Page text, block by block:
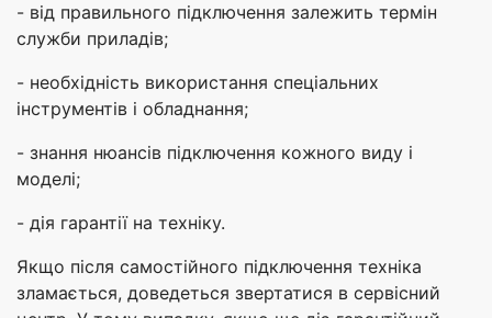
- від правильного підключення залежить термін
служби приладів;
- необхідність використання спеціальних
інструментів і обладнання;
- знання нюансів підключення кожного виду і
моделі;
- дія гарантії на техніку.
Якщо після самостійного підключення техніка
зламається, доведеться звертатися в сервісний